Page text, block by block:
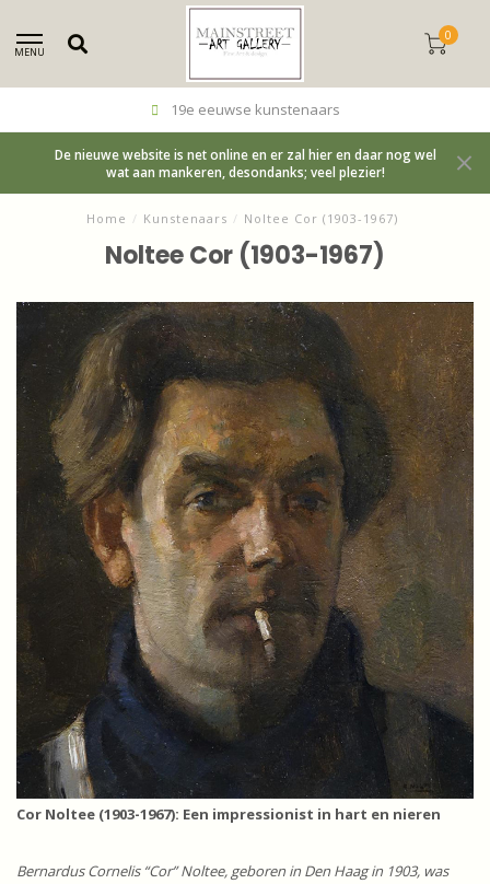
MENU
0
Betrouwbaar, kundig en eerlijk
De nieuwe website is net online en er zal hier en daar nog wel
wat aan mankeren, desondanks; veel plezier!
Home / Kunstenaars / Noltee Cor (1903-1967)
Noltee Cor (1903-1967)
Cor Noltee (1903-1967): Een impressionist in hart en nieren
Bernardus Cornelis “Cor” Noltee, geboren in Den Haag in 1903, was